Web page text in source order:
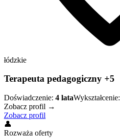
łódzkie
Terapeuta pedagogiczny +5
Doświadczenie: 4 lataWykształcenie:
Zobacz profil →
Zobacz profil
👤
Rozważa oferty